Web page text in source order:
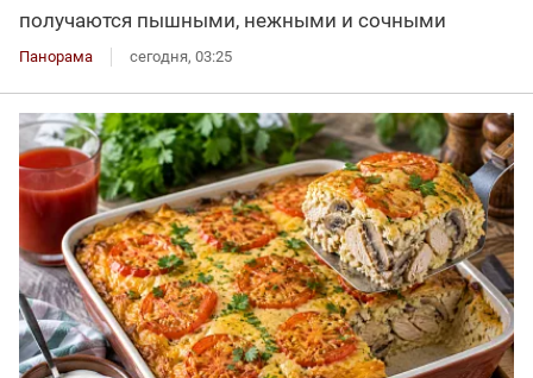
получаются пышными, нежными и сочными
Панорама сегодня, 03:25